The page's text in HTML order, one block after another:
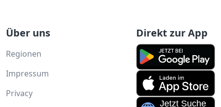
Über uns
Regionen
Impressum
Privacy
Direkt zur App